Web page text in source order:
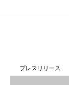
プレスリリース